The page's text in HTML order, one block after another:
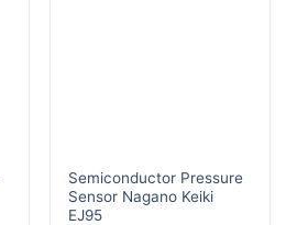
Semiconductor Pressure
Sensor Nagano Keiki
EJ95